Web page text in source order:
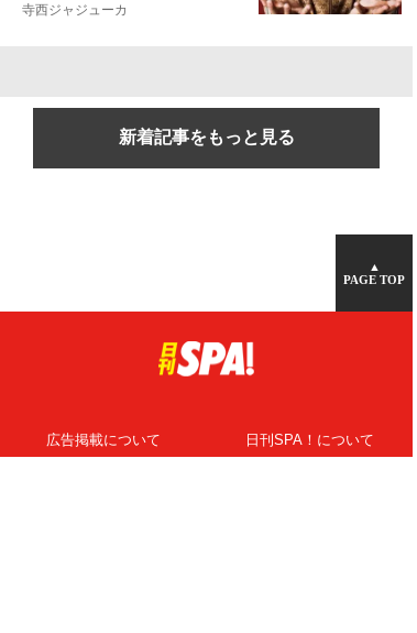
寺西ジャジューカ
新着記事をもっと見る
▲
PAGE TOP
広告掲載について 日刊SPA！について